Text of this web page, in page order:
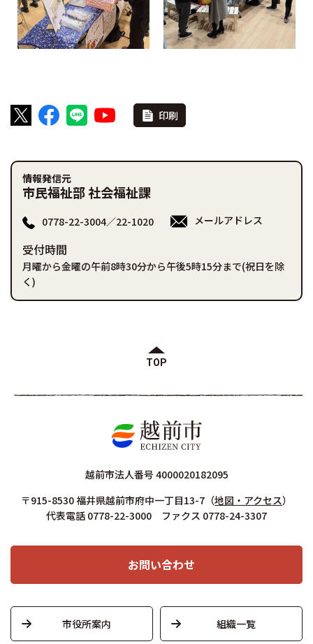
印刷
情報発信元
市民福祉部 社会福祉課
0778-22-3004／22-1020 メールアドレス
受付時間
月曜から金曜の午前8時30分から午後5時15分まで(祝日を除
く)
TOP
越前市法人番号 4000020182095
〒915-8530 福井県越前市府中一丁目13-7 （地図・アクセス）
代表電話 0778-22-3000 ファクス 0778-24-3307
お問い合わせ
市役所案内 組織一覧